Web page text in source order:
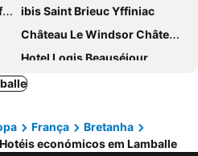
ibis Saint Brieuc Yffiniac
Château Le Windsor Châteaux et Hôtels Collection
Hotel Logis Beauséjour
Hotel Edgar
França
Bretanha
Hotéis económicos em Lamballe